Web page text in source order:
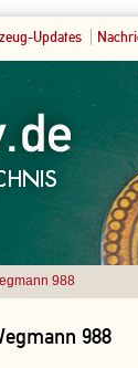
Updates
988
988